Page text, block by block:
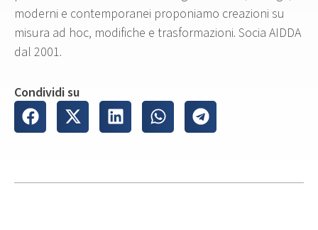
moderni e contemporanei proponiamo creazioni su
misura ad hoc, modifiche e trasformazioni. Socia AIDDA
dal 2001.
Condividi su